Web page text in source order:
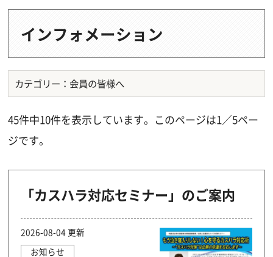
インフォメーション
カテゴリー：会員の皆様へ
45件中10件を表示しています。このページは1／5ペー
ジです。
「カスハラ対応セミナー」のご案内
2026-08-04 更新
お知らせ